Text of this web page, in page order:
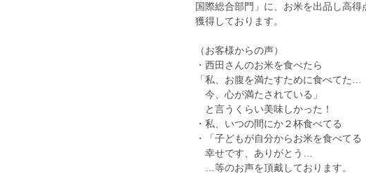
国際総合部門」に、お米を出品し高得
獲得しております。
（お客様からの声）
・西田さんのお米を食べたら
「私、お腹を満たすために食べてた…
今、心が満たされている」
と言うくらい美味しかった！
・私、いつの間にか２杯食べてる
・「子どもが自分からお米を食べてる
幸せです、ありがとう…
…等のお声を頂戴しております。